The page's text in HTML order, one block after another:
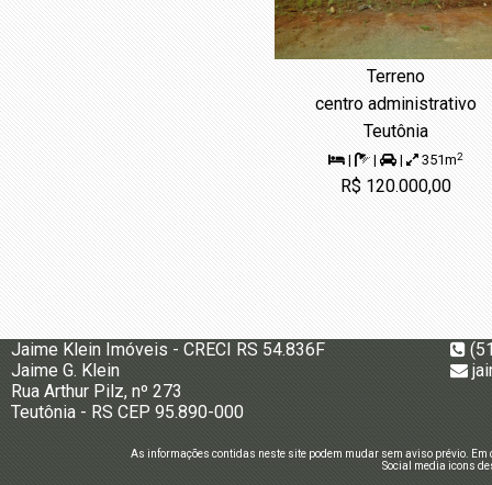
Terreno
centro administrativo
Teutônia
| | | 351m2
R$ 120.000,00
Jaime Klein Imóveis - CRECI RS 54.836F
Jaime G. Klein
Rua Arthur Pilz, nº 273
Teutônia - RS CEP 95.890-000
As informações contidas neste site podem mudar sem aviso prévio.
Social media icons